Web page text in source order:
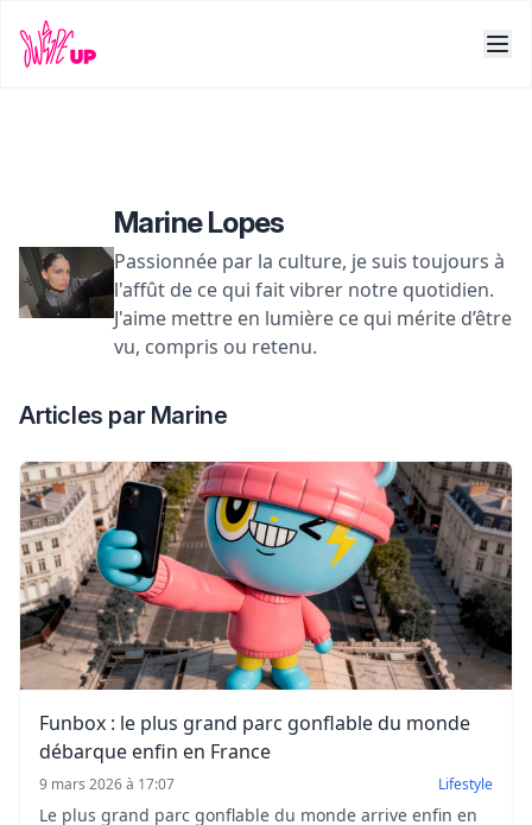
Marine Lopes
Passionnée par la culture, je suis toujours à
l'affût de ce qui fait vibrer notre quotidien.
J'aime mettre en lumière ce qui mérite d’être
vu, compris ou retenu.
Articles par Marine
Funbox : le plus grand parc gonflable du monde
débarque enfin en France
9 mars 2026 à 17:07 Lifestyle
Le plus grand parc gonflable du monde arrive enfin en